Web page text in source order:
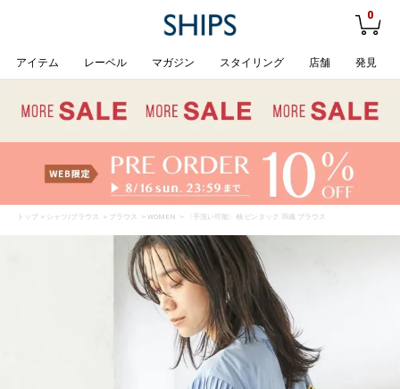
0
アイテム レーベル マガジン スタイリング 店舗 発見
トップ > シャツ/ブラウス > ブラウス > WOMEN > 〈手洗い可能〉袖 ピンタック 羽織 ブラウス